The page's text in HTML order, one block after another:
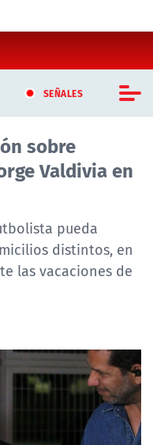
SEÑALES
sobre
Valdivia en
pueda
distintos, en
las vacaciones de